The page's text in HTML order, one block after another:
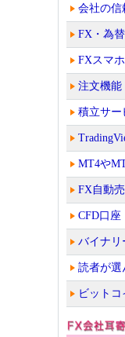
会社の信
FX・為
FXスマ
注文機能
積立サー
MT4や
FX自動
CFD口座
バイナリ
読者が選
ビット